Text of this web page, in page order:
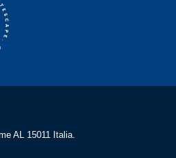
AL 15011 Italia.